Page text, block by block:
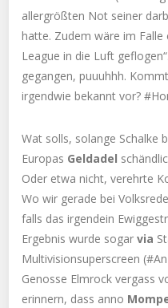
allergrößten Not seiner
hatte. Zudem wäre im Falle
League in die Luft
gegangen, puuuhhh.
irgendwie bekannt vor?
Wat solls, solange Schalke
Europas Geldadel
Oder etwa nicht, verehrte
Wo wir gerade bei
falls das irgendein
Ergebnis wurde sogarvia
Multivisionsuperscreen
Genosse Elmrock vergass
erinnern, dass anno